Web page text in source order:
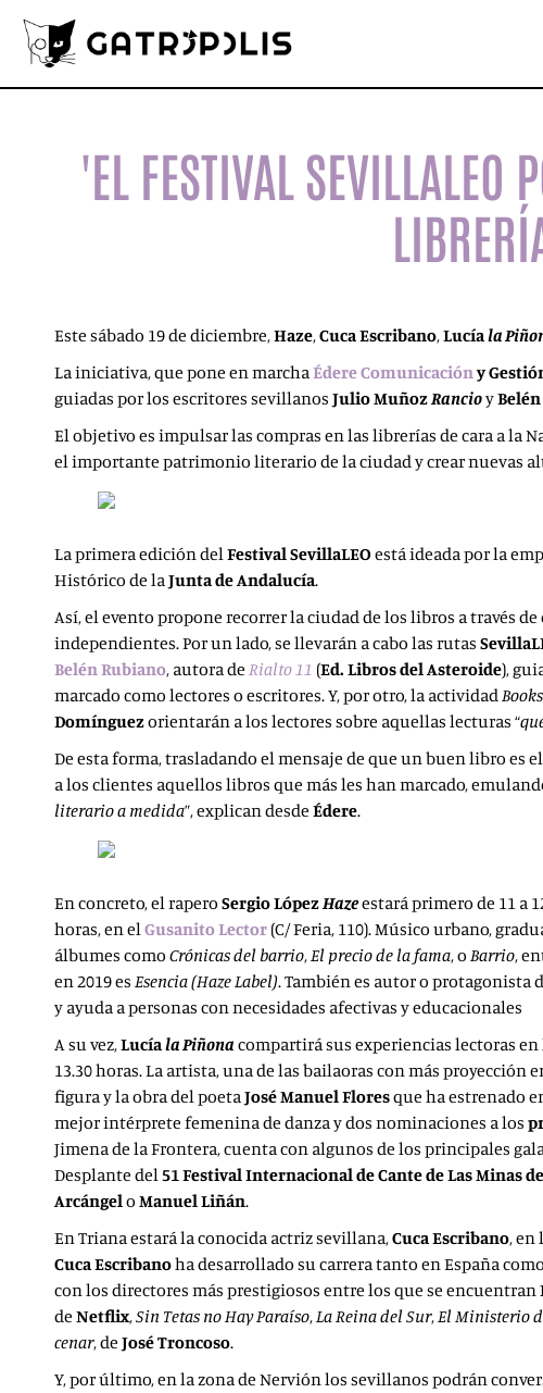
'EL FESTIVAL SEVILLALEO
Este sábado 19 de diciembre,Haze,Cuca Escribano,Lucíala
La iniciativa, que pone en marchaÉdere Comunicacióny
guiadas por los escritores sevillanos Julio MuñozRancioy
El objetivo es impulsar las compras en las librerías de cara a la
el importante patrimonio literario de la ciudad y crear nuevas
La primera edición delFestivalSevillaLEO está ideada por la
Histórico de laJunta de Andalucía.
Así, el evento propone recorrer la ciudad de los libros a través
independientes. Por un lado, se llevarán a cabo las rutas
Belén Rubiano, autora de Rialto 11 (Ed. Libros del Asteroide),
marcado como lectores o escritores. Y, por otro, la actividad
Domínguezorientarán a los lectores sobre aquellas lecturas “
De esta forma, trasladando el mensaje de que un buen libro es
a los clientes aquellos libros que más les han marcado,
literario a medida”, explican desde Édere.
En concreto, el rapero Sergio LópezHazeestará primero de 11 a
horas, en elGusanito Lector (C/ Feria, 110). Músico urbano,
álbumes como Crónicas del barrio,El precio de la fama, o Barrio,
en 2019 es Esencia (Haze Label). También es autor o
y ayuda a personas con necesidades afectivas y educacionales
A su vez,Lucíala Piñona compartirá sus experiencias lectoras en
13.30 horas. La artista, una de las bailaoras con más
figura y la obra del poetaJosé Manuel Floresque ha estrenado
mejor intérprete femenina de danza y dos nominaciones a los
Jimena de la Frontera, cuenta con algunos de los principales
Desplante del51 Festival Internacional de Cante de Las Minas
Arcángelo Manuel Liñán.
En Triana estará la conocida actriz sevillana,Cuca Escribano, en
Cuca Escribanoha desarrollado su carrera tanto en España
con los directores más prestigiosos entre los que se encuentran
de Netflix,Sin Tetas no Hay Paraíso,La Reina del Sur,El Ministerio
cenar, de José Troncoso.
Y, por último, en la zona de Nervión los sevillanos podrán